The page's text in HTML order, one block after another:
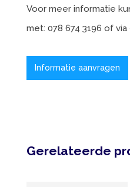
Voor meer informatie
met: 078 674 3196 of
Informatie aanvragen
Gerelateerde